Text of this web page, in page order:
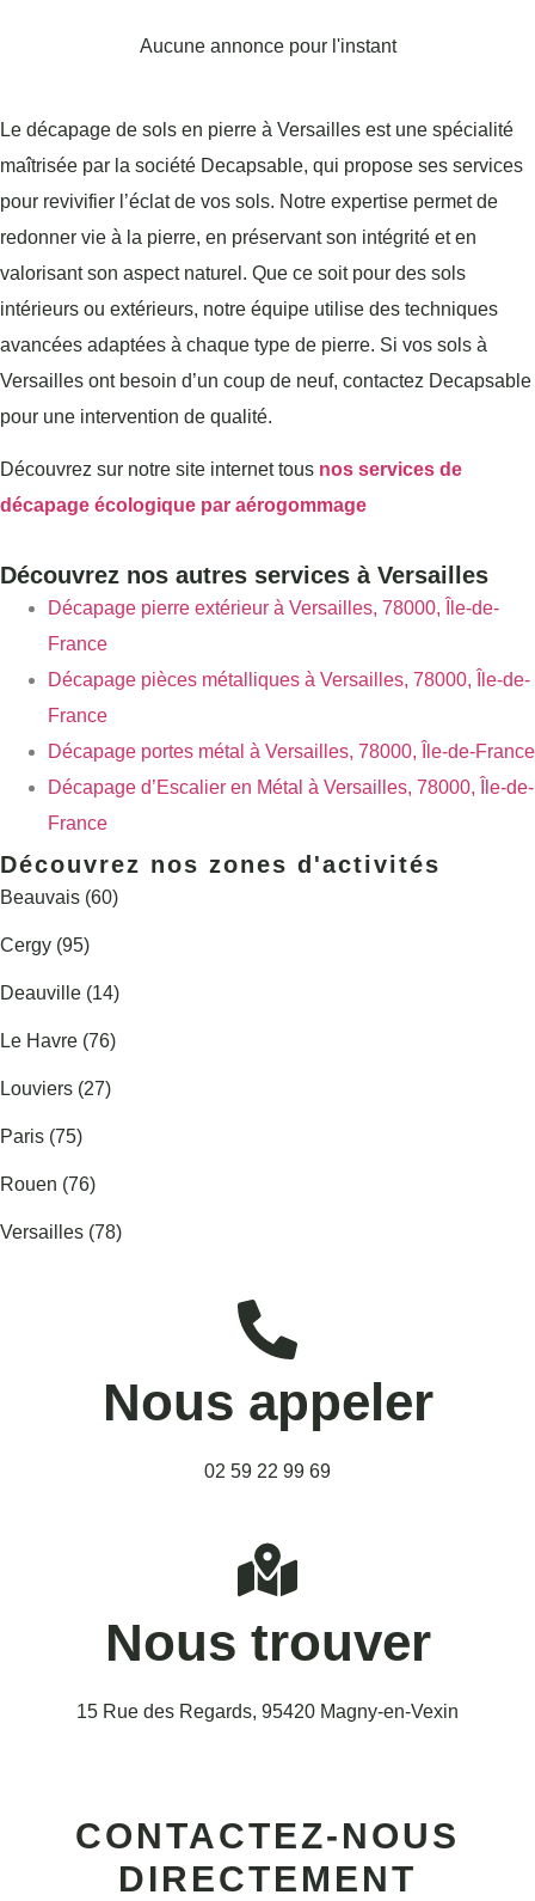
Aucune annonce pour l'instant
Le décapage de sols en pierre à Versailles est une spécialité
maîtrisée par la société Decapsable, qui propose ses services
pour revivifier l’éclat de vos sols. Notre expertise permet de
redonner vie à la pierre, en préservant son intégrité et en
valorisant son aspect naturel. Que ce soit pour des sols
intérieurs ou extérieurs, notre équipe utilise des techniques
avancées adaptées à chaque type de pierre. Si vos sols à
Versailles ont besoin d’un coup de neuf, contactez Decapsable
pour une intervention de qualité.
Découvrez sur notre site internet tous nos services de
décapage écologique par aérogommage
Découvrez nos autres services à Versailles
Décapage pierre extérieur à Versailles, 78000, Île-de-
France
Décapage pièces métalliques à Versailles, 78000, Île-de-
France
Décapage portes métal à Versailles, 78000, Île-de-France
Décapage d’Escalier en Métal à Versailles, 78000, Île-de-
France
Découvrez nos zones d'activités
Beauvais (60)
Cergy (95)
Deauville (14)
Le Havre (76)
Louviers (27)
Paris (75)
Rouen (76)
Versailles (78)
Nous appeler
02 59 22 99 69
Nous trouver
15 Rue des Regards, 95420 Magny-en-Vexin
CONTACTEZ-NOUS
DIRECTEMENT